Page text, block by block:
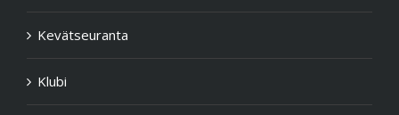
Kevätseuranta
Klubi